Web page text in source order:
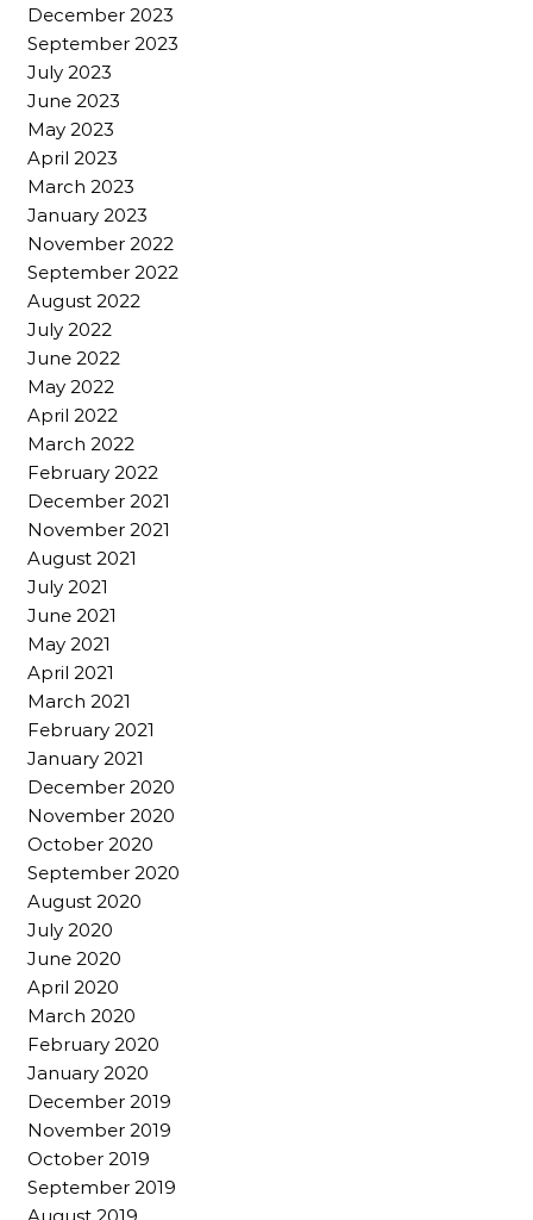
December 2023
September 2023
July 2023
June 2023
May 2023
April 2023
March 2023
January 2023
November 2022
September 2022
August 2022
July 2022
June 2022
May 2022
April 2022
March 2022
February 2022
December 2021
November 2021
August 2021
July 2021
June 2021
May 2021
April 2021
March 2021
February 2021
January 2021
December 2020
November 2020
October 2020
September 2020
August 2020
July 2020
June 2020
April 2020
March 2020
February 2020
January 2020
December 2019
November 2019
October 2019
September 2019